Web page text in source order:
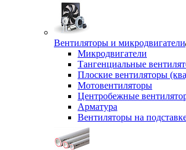
Вентиляторы и микродвигатели
Микродвигатели
Тангенциальные
Плоские вентиляторы
Мотовентиляторы
Центробежные
Арматура
Вентиляторы на